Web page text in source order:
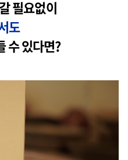
필요없이
도
수 있다면?